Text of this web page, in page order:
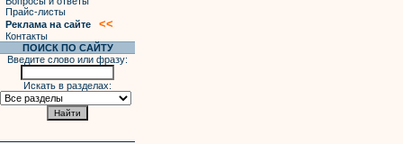
Прайс-листы
Реклама на сайте
<<
Контакты
ПОИСК ПО САЙТУ
Введите слово или фразу:
Искать в разделах: